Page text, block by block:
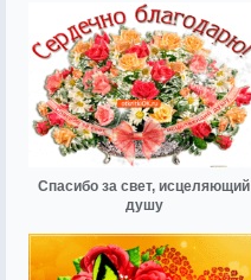
Спасибо за свет, исцеляющий
душу